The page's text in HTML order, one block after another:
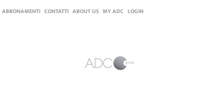
ABBONAMENTI CONTATTI ABOUT US MY ADC LOGIN